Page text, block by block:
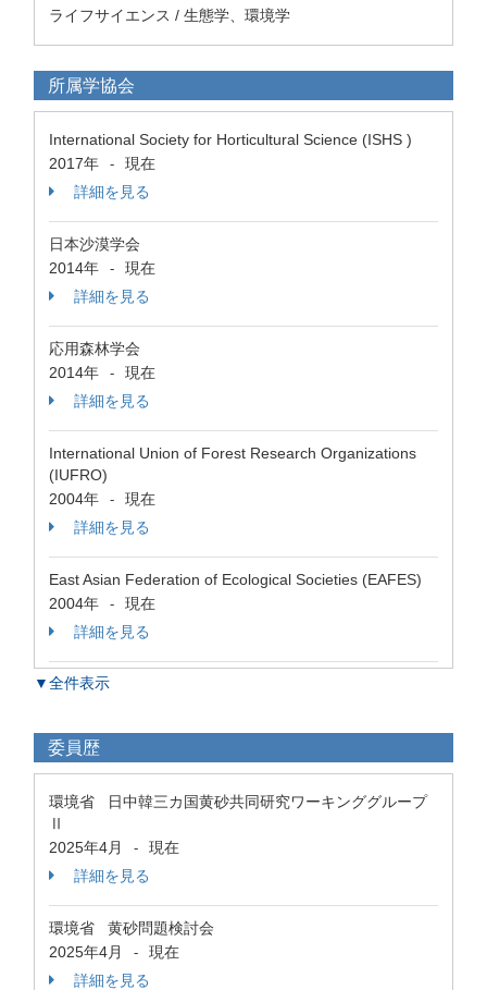
ライフサイエンス / 生態学、環境学
所属学協会
International Society for Horticultural Science (ISHS )
2017年
-
現在
詳細を見る
日本沙漠学会
2014年
-
現在
詳細を見る
応用森林学会
2014年
-
現在
詳細を見る
International Union of Forest Research Organizations
(IUFRO)
2004年
-
現在
詳細を見る
East Asian Federation of Ecological Societies (EAFES)
2004年
-
現在
詳細を見る
▼全件表示
委員歴
環境省 日中韓三カ国黄砂共同研究ワーキンググループ
Ⅱ
2025年4月
-
現在
詳細を見る
環境省 黄砂問題検討会
2025年4月
-
現在
詳細を見る